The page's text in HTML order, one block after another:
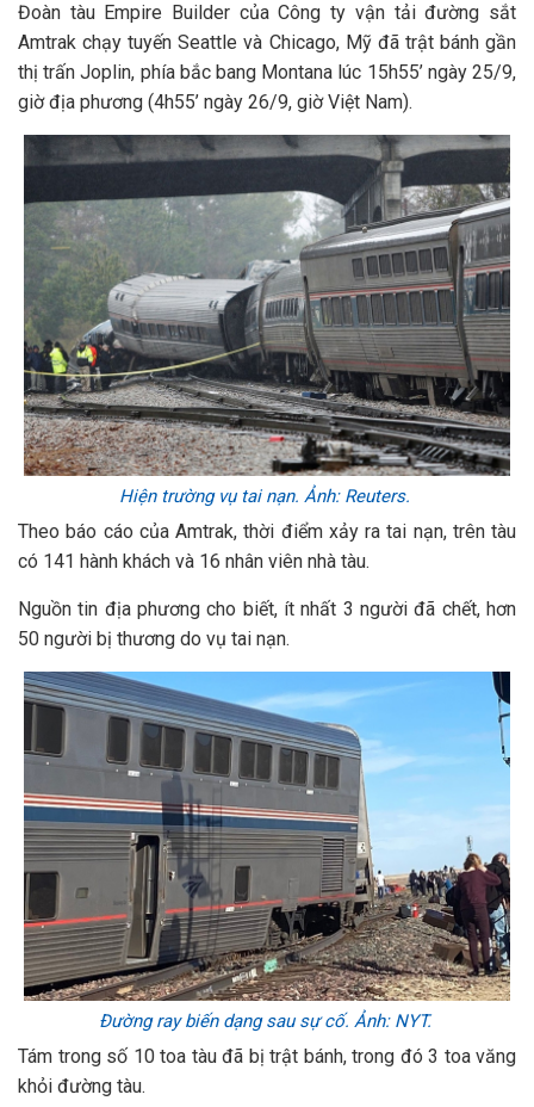
Đoàn tàu Empire Builder của Công ty vận tải đường sắt
Amtrak chạy tuyến Seattle và Chicago, Mỹ đã trật bánh gần
thị trấn Joplin, phía bắc bang Montana lúc 15h55’ ngày 25/9,
giờ địa phương (4h55’ ngày 26/9, giờ Việt Nam).
Hiện trường vụ tai nạn. Ảnh: Reuters.
Theo báo cáo của Amtrak, thời điểm xảy ra tai nạn, trên tàu
có 141 hành khách và 16 nhân viên nhà tàu.
Nguồn tin địa phương cho biết, ít nhất 3 người đã chết, hơn
50 người bị thương do vụ tai nạn.
Đường ray biến dạng sau sự cố. Ảnh: NYT.
Tám trong số 10 toa tàu đã bị trật bánh, trong đó 3 toa văng
khỏi đường tàu.